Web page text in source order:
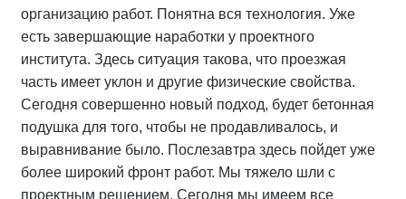
организацию работ. Понятна вся технология. Уже
есть завершающие наработки у проектного
института. Здесь ситуация такова, что проезжая
часть имеет уклон и другие физические свойства.
Сегодня совершенно новый подход, будет бетонная
подушка для того, чтобы не продавливалось, и
выравнивание было. Послезавтра здесь пойдет уже
более широкий фронт работ. Мы тяжело шли с
проектным решением. Сегодня мы имеем все